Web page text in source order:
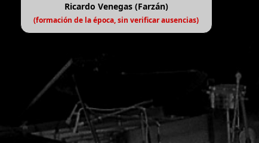
Ricardo Venegas (Farzán)
(formación de la época, sin verificar ausencias)